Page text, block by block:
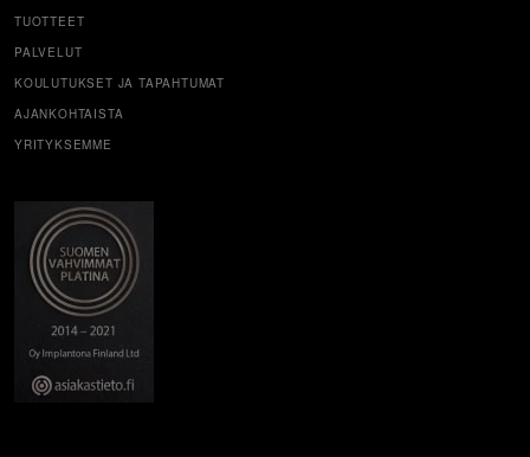
TUOTTEET
PALVELUT
KOULUTUKSET JA TAPAHTUMAT
AJANKOHTAISTA
YRITYKSEMME